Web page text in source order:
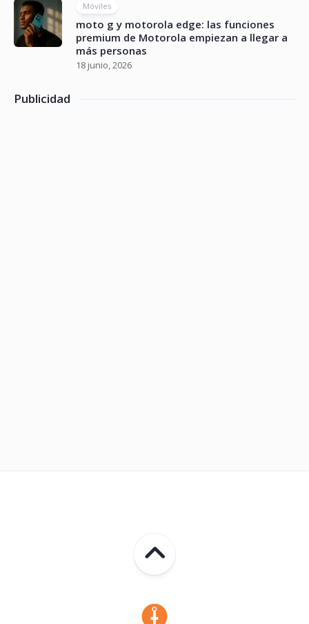
Móviles
moto g y motorola edge: las funciones
premium de Motorola empiezan a llegar a
más personas
18 junio, 2026
Publicidad